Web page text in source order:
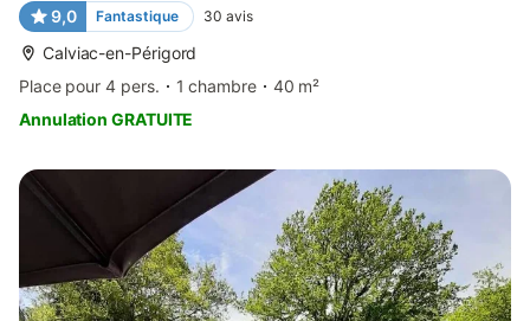
9,0 Fantastique 30 avis
Calviac-en-Périgord
Place pour 4 pers.
1 chambre
40 m²
Annulation GRATUITE